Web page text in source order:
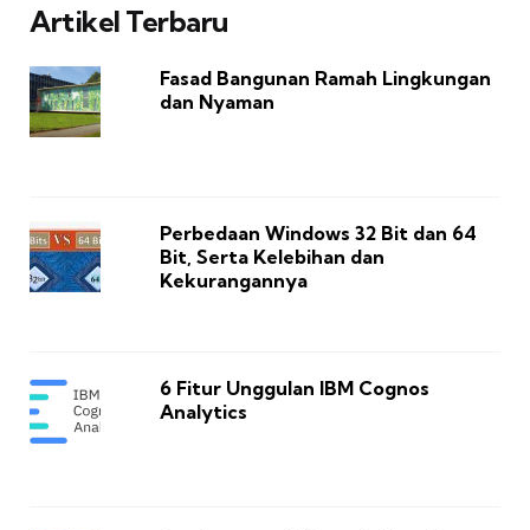
Artikel Terbaru
Fasad Bangunan Ramah Lingkungan
dan Nyaman
Perbedaan Windows 32 Bit dan 64
Bit, Serta Kelebihan dan
Kekurangannya
6 Fitur Unggulan IBM Cognos
Analytics